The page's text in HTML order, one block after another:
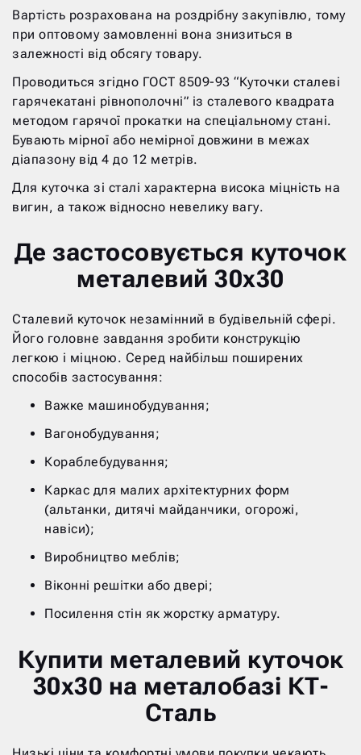
Вартість розрахована на роздрібну закупівлю, тому
при оптовому замовленні вона знизиться в
залежності від обсягу товару.
Проводиться згідно ГОСТ 8509-93 “Куточки сталеві
гарячекатані рівнополочні” із сталевого квадрата
методом гарячої прокатки на спеціальному стані.
Бувають мірної або немірної довжини в межах
діапазону від 4 до 12 метрів.
Для куточка зі сталі характерна висока міцність на
вигин, а також відносно невелику вагу.
Де застосовується куточок
металевий 30х30
Сталевий куточок незамінний в будівельній сфері.
Його головне завдання зробити конструкцію
легкою і міцною. Серед найбільш поширених
способів застосування:
Важке машинобудування;
Вагонобудування;
Кораблебудування;
Каркас для малих архітектурних форм
(альтанки, дитячі майданчики, огорожі,
навіси);
Виробництво меблів;
Віконні решітки або двері;
Посилення стін як жорстку арматуру.
Купити металевий куточок
30х30 на металобазі КТ-
Сталь